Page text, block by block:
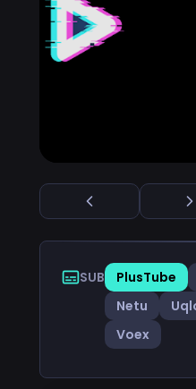
SUB PlusTube
Netu
Voex